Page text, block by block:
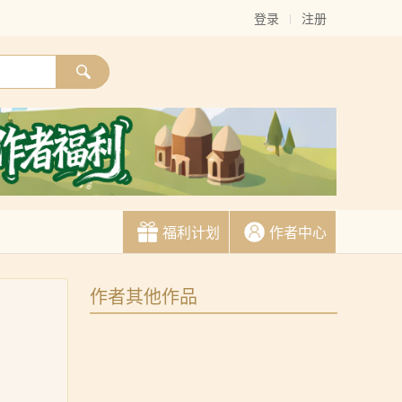
登录 注册
福利计划 作者中心
作者其他作品